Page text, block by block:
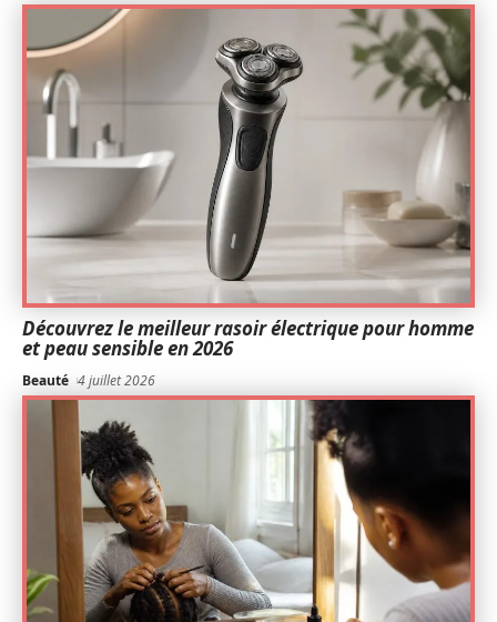
Découvrez le meilleur rasoir électrique pour homme
et peau sensible en 2026
Beauté 4 juillet 2026